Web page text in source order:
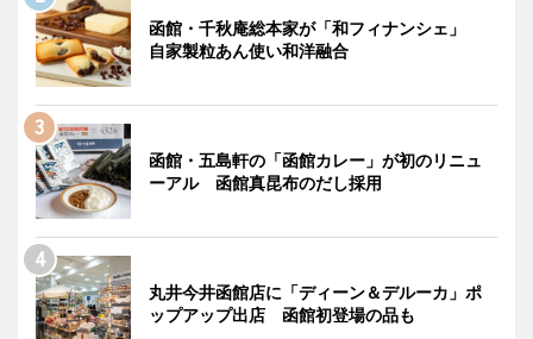
函館・千秋庵総本家が「和フィナンシェ」
自家製粒あん使い和洋融合
函館・五島軒の「函館カレー」が初のリニュ
ーアル 函館真昆布のだし採用
丸井今井函館店に「ディーン＆デルーカ」ポ
ップアップ出店 函館初登場の品も